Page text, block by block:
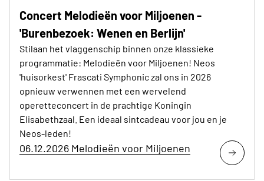
Concert Melodieën voor Miljoenen -
'Burenbezoek: Wenen en Berlijn'
Stilaan het vlaggenschip binnen onze klassieke
programmatie: Melodieën voor Miljoenen! Neos
'huisorkest' Frascati Symphonic zal ons in 2026
opnieuw verwennen met een wervelend
operetteconcert in de prachtige Koningin
Elisabethzaal. Een ideaal sintcadeau voor jou en je
Neos-leden!
06.12.2026 Melodieën voor Miljoenen